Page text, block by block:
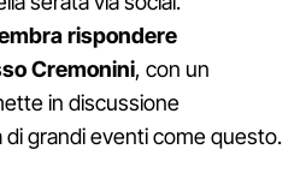
rispondere
Cremonini, con un
in discussione
grandi eventi come questo.